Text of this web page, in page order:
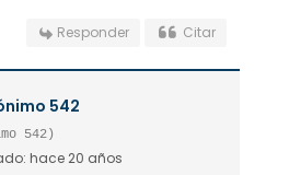
Responder Citar
542
542)
hace 20 años